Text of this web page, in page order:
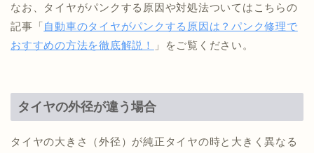
なお、タイヤがパンクする原因や対処法ついてはこちらの
記事「自動車のタイヤがパンクする原因は？パンク修理で
おすすめの方法を徹底解説！
」をご覧ください。
タイヤの外径が違う場合
タイヤの大きさ（外径）が純正タイヤの時と大きく異なる